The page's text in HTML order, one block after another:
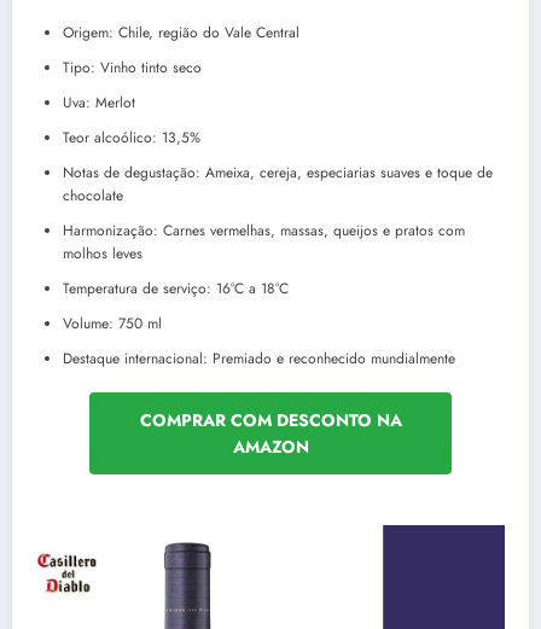
Origem: Chile, região do Vale Central
Tipo: Vinho tinto seco
Uva: Merlot
Teor alcoólico: 13,5%
Notas de degustação: Ameixa, cereja, especiarias suaves e toque de
chocolate
Harmonização: Carnes vermelhas, massas, queijos e pratos com
molhos leves
Temperatura de serviço: 16°C a 18°C
Volume: 750 ml
Destaque internacional: Premiado e reconhecido mundialmente
COMPRAR COM DESCONTO NA
AMAZON